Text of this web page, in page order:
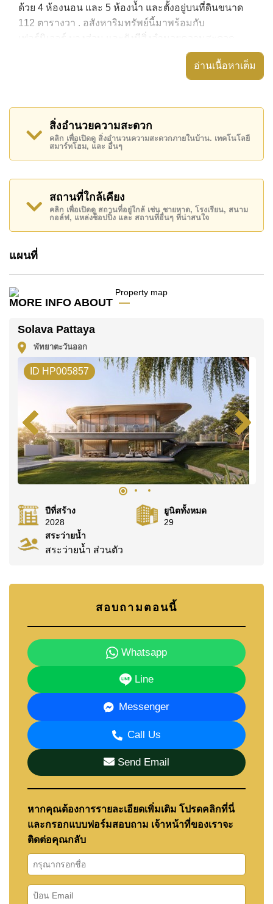
ด้วย 4 ห้องนอน และ 5 ห้องน้ำ และตั้งอยู่บนที่ดินขนาด
112 ตารางวา . อสังหาริมทรัพย์นี้มาพร้อมกับ
เฟอร์นิเจอร์ บางส่วน และยังมีสิ่งอำนวยความสะดวก
ได้แก่ สวนส่วนตัว, ระเบียงกลางแจ้งที่มีหลังคา,
อสังหาริมทรัพย์นี้สามารถใช้ สระว่ายน้ำ ส่วนตัว ได้
ฟิตเนส, คลับเฮ้าส์, รักษาความปลอดภัย 24 ชั่วโมง, ซาว
น่าหรือห้องอบไอน้ำ
สถานที่สำคัญใกล้ Solava Pattaya ได้แก่: โลตัส & เอ้
าท์เล็ทมอลล์, บิ๊กซีพัทยาใต้ , บันจี้จัมพ์, โคลอสเซียมโชว์
พัทยา , สยามคันทรีคลับ (สนามเก่า ไร่ ริมน้ำ และโรลลิ่ง
ฮิลส์), พัทยาคันทรีคลับ , รพ.กรุงเทพพัทยา, รพ.กรุงเทพ
จอมเทียน
อสังหาริมทรัพย์นี้มีไว้สำหรับขายในราคา ฿ 34,500,000
บาท
ค้นพบโอกาสในการทำให้ที่อยู่อาศัยนี้เป็นบ้านในฝันของ
ติดต่อ Cornerstone Real Estate โทร +6638411250
หรือ อีเมลinfo@cornerstone.co.th
WhatsApp ของสำนักงาน:+66807945904
และ LINE:
อ่านเนื้อหาเต็ม
สิ่งอำนวยความสะดวก
คลิก เพื่อเปิดดู สิ่งอำนวนความสะดวกภายในบ้าน. เทคโนโลยี
สมาร์ทโฮม, และ อื่นๆ
สถานที่ใกล้เคียง
คลิก เพื่อเปิดดู สถานที่อยู่ใกล้ เช่น ชายหาด, โรงเรียน, สนาม
กอล์ฟ, แหล่งช็อปปิ้ง และ สถานที่อื่นๆ ที่น่าสนใจ
แผนที่
MORE INFO ABOUT
Solava Pattaya
พัทยาตะวันออก
ID HP005857
ปีที่สร้าง
2028
ยูนิตทั้งหมด
29
สระว่ายน้ำ
สระว่ายน้ำ ส่วนตัว
สอบถามตอนนี้
Whatsapp
Line
Messenger
Call Us
Send Email
หากคุณต้องการรายละเอียดเพิ่มเติม โปรดคลิกที่นี่
และกรอกแบบฟอร์มสอบถาม เจ้าหน้าที่ของเราจะ
ติดต่อคุณกลับ